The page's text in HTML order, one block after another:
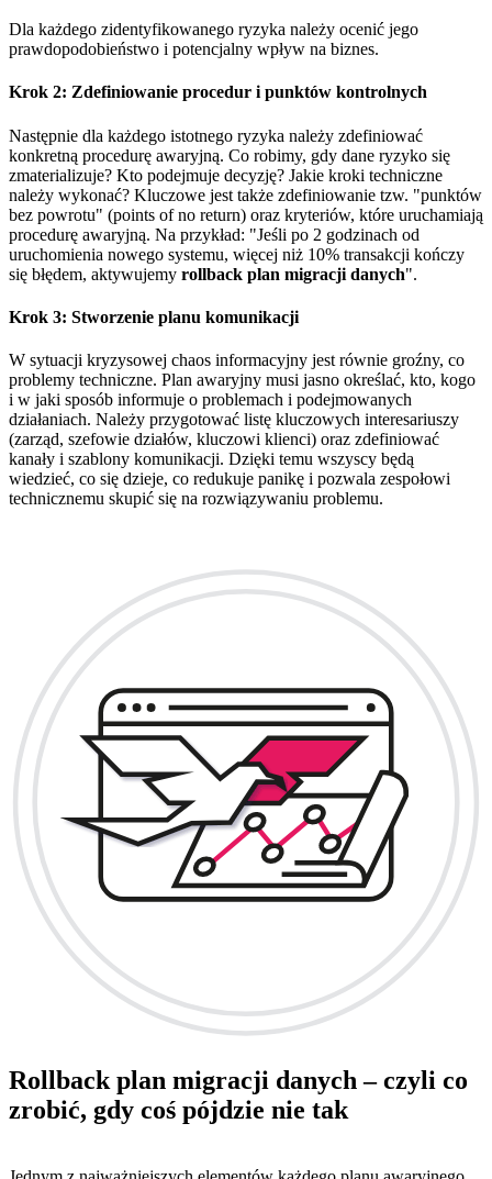
Dla każdego zidentyfikowanego ryzyka należy ocenić jego
prawdopodobieństwo i potencjalny wpływ na biznes.
Krok 2: Zdefiniowanie procedur i punktów kontrolnych
Następnie dla każdego istotnego ryzyka należy zdefiniować
konkretną procedurę awaryjną. Co robimy, gdy dane ryzyko się
zmaterializuje? Kto podejmuje decyzję? Jakie kroki techniczne
należy wykonać? Kluczowe jest także zdefiniowanie tzw. "punktów
bez powrotu" (points of no return) oraz kryteriów, które uruchamiają
procedurę awaryjną. Na przykład: "Jeśli po 2 godzinach od
uruchomienia nowego systemu, więcej niż 10% transakcji kończy
się błędem, aktywujemy rollback plan migracji danych".
Krok 3: Stworzenie planu komunikacji
W sytuacji kryzysowej chaos informacyjny jest równie groźny, co
problemy techniczne. Plan awaryjny musi jasno określać, kto, kogo
i w jaki sposób informuje o problemach i podejmowanych
działaniach. Należy przygotować listę kluczowych interesariuszy
(zarząd, szefowie działów, kluczowi klienci) oraz zdefiniować
kanały i szablony komunikacji. Dzięki temu wszyscy będą
wiedzieć, co się dzieje, co redukuje panikę i pozwala zespołowi
technicznemu skupić się na rozwiązywaniu problemu.
Rollback plan migracji danych – czyli co
zrobić, gdy coś pójdzie nie tak